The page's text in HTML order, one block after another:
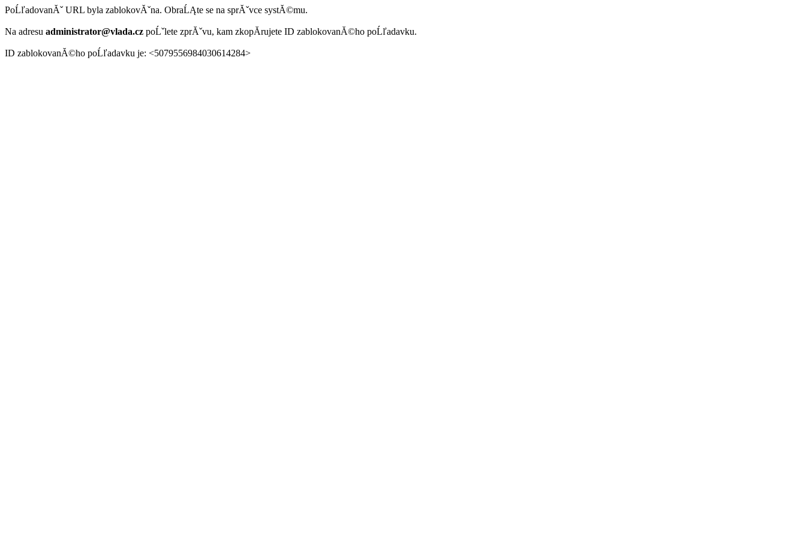
PoĹľadovanĂˇ URL byla zablokovĂˇna. ObraĹĄte se na sprĂˇvce systĂ©mu.
Na adresu administrator@vlada.cz poĹˇlete zprĂˇvu, kam zkopĂ­rujete ID zablokovanĂ©ho poĹľadavku.
ID zablokovanĂ©ho poĹľadavku je: <5079556984030614284>